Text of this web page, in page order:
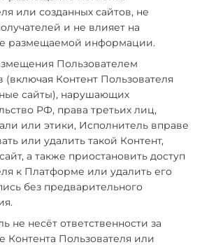
или созданных сайтов, не
и не влияет на
размещаемой информации.
Пользователем
(включая Контент Пользователя
сайты), нарушающих
РФ, права третьих лиц,
или этики, Исполнитель вправе
или удалить такой Контент,
а также приостановить доступ
к Платформе или удалить его
без предварительного
не несёт ответственности за
Контента Пользователя или